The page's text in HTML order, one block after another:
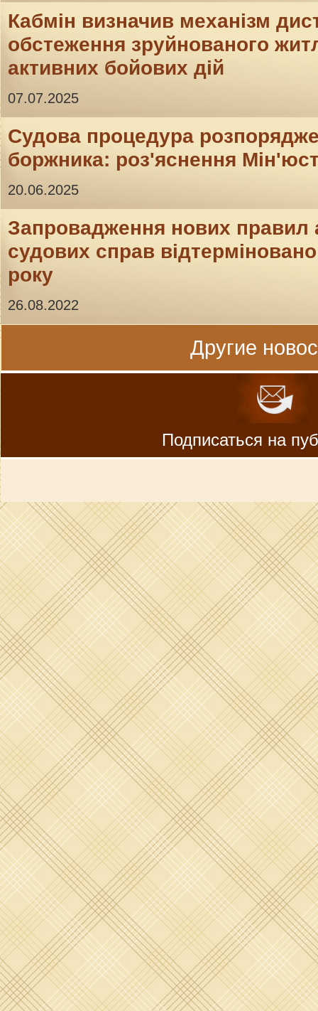
Кабмін визначив механізм
обстеження зруйнованого
активних бойових дій
07.07.2025
Судова процедура
боржника: роз'яснення
20.06.2025
Запровадження нових правил
судових справ
року
26.08.2022
Другие
Подписаться на